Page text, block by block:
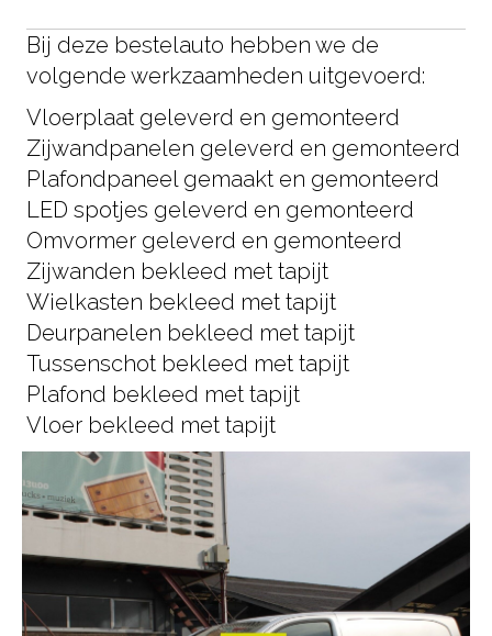
Bij deze bestelauto hebben we de
volgende werkzaamheden uitgevoerd:
Vloerplaat geleverd en gemonteerd
Zijwandpanelen geleverd en gemonteerd
Plafondpaneel gemaakt en gemonteerd
LED spotjes geleverd en gemonteerd
Omvormer geleverd en gemonteerd
Zijwanden bekleed met tapijt
Wielkasten bekleed met tapijt
Deurpanelen bekleed met tapijt
Tussenschot bekleed met tapijt
Plafond bekleed met tapijt
Vloer bekleed met tapijt